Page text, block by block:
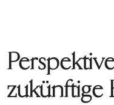
zukünftige